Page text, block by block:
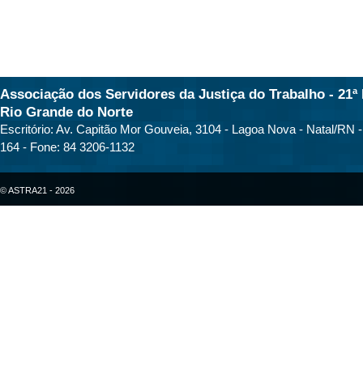
Associação dos Servidores da Justiça do Trabalho - 21ª
Rio Grande do Norte
Escritório: Av. Capitão Mor Gouveia, 3104 - Lagoa Nova - Natal/RN
164 - Fone: 84 3206-1132
© ASTRA21 - 2026